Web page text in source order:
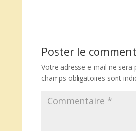
Poster le
Votre adresse e-mail ne sera
champs obligatoires sont